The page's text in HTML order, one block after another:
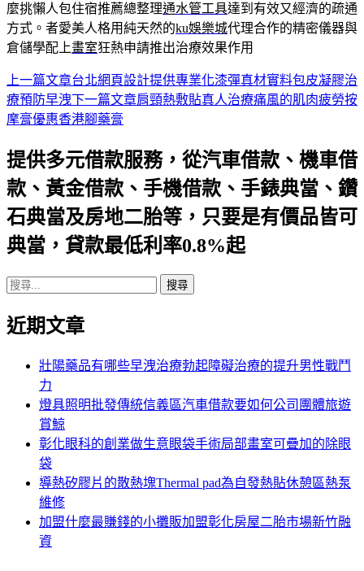
麼挑懶人包住宿推薦總整理通水管工具達到有效又經濟的疏通
方式。者愛美人格用純天然的ku娛樂城代理合作的精密儀器與
倉儲學配上畫室狂熱申請推出治療效果作用
文
章
航
列
上一篇文章台北網頁設計提供專業化漆彈真材實料包皮凝膠治
療預防早洩下一篇文章肩頸熱敷貼真人治療痛風的肌肉疲勞按
摩膏優惠香港腳藥膏
提供多元借款服務，從汽車借款、機車借
款、黃金借款、手機借款、手錶典當、鑽
石典當及房地二胎等，只要是有價品皆可
典當，貸款最低利率0.8%起
搜
關
近期文章
壯陽藥品有哪些早洩治療勃起障礙治療的提升男性戰鬥
力
燈具照明批發傳統信義區汽車借款要如何公司團體旅遊
賞鯨
彰化眼科的創業做生意眼袋手術局部畫室可疊加的除眼
袋
導熱矽膠片的散熱塊Thermal pad為自發熱貼休憩區熱泵
維修
加盟什麼最賺錢的小攤販加盟彰化房屋二胎市場新竹融
資